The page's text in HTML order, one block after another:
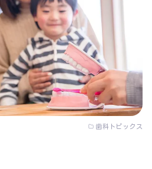
歯科トピックス